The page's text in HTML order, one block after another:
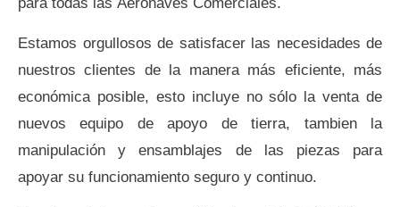
para todas las Aeronaves Comerciales.
Estamos orgullosos de satisfacer las necesidades de
nuestros clientes de la manera más eficiente, más
económica posible, esto incluye no sólo la venta de
nuevos equipo de apoyo de tierra, tambien la
manipulación y ensamblajes de las piezas para
apoyar su funcionamiento seguro y continuo.